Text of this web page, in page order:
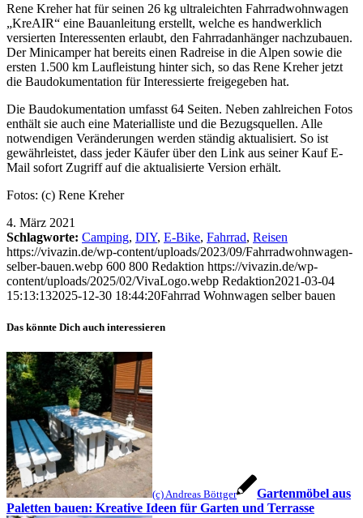
Rene Kreher hat für seinen 26 kg ultraleichten Fahrradwohnwagen
„KreAIR“ eine Bauanleitung erstellt, welche es handwerklich
versierten Interessenten erlaubt, den Fahrradanhänger nachzubauen.
Der Minicamper hat bereits einen Radreise in die Alpen sowie die
ersten 1.500 km Laufleistung hinter sich, so das Rene Kreher jetzt
die Baudokumentation für Interessierte freigegeben hat.
Die Baudokumentation umfasst 64 Seiten. Neben zahlreichen Fotos
enthält sie auch eine Materialliste und die Bezugsquellen. Alle
notwendigen Veränderungen werden ständig aktualisiert. So ist
gewährleistet, dass jeder Käufer über den Link aus seiner Kauf E-
Mail sofort Zugriff auf die aktualisierte Version erhält.
Fotos: (c) Rene Kreher
4. März 2021
Schlagworte: Camping, DIY, E-Bike, Fahrrad, Reisen
https://vivazin.de/wp-content/uploads/2023/09/Fahrradwohnwagen-
selber-bauen.webp 600 800 Redaktion https://vivazin.de/wp-
content/uploads/2025/02/VivaLogo.webp Redaktion2021-03-04
15:13:132025-12-30 18:44:20Fahrrad Wohnwagen selber bauen
Das könnte Dich auch interessieren
(c) Andreas Böttger
Gartenmöbel aus
Paletten bauen: Kreative Ideen für Garten und Terrasse